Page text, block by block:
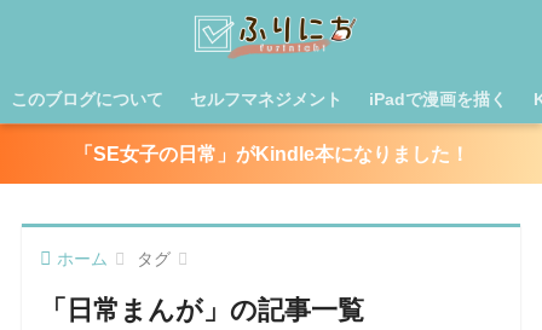
このブログについて セルフマネジメント iPadで漫画を描く
「SE女子の日常」がKindle本になりました！
ホーム タグ
「日常まんが」の記事一覧